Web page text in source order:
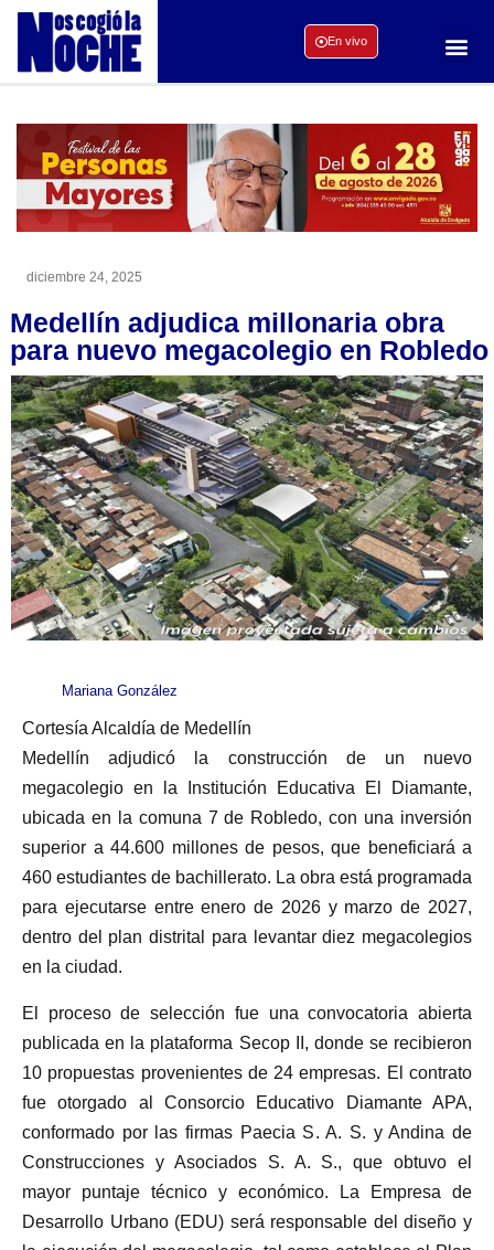
En vivo
diciembre 24, 2025
Medellín adjudica millonaria obra
para nuevo megacolegio en Robledo
Mariana González
Cortesía Alcaldía de Medellín
Medellín adjudicó la construcción de un nuevo
megacolegio en la Institución Educativa El Diamante,
ubicada en la comuna 7 de Robledo, con una inversión
superior a 44.600 millones de pesos, que beneficiará a
460 estudiantes de bachillerato. La obra está programada
para ejecutarse entre enero de 2026 y marzo de 2027,
dentro del plan distrital para levantar diez megacolegios
en la ciudad.
El proceso de selección fue una convocatoria abierta
publicada en la plataforma Secop II, donde se recibieron
10 propuestas provenientes de 24 empresas. El contrato
fue otorgado al Consorcio Educativo Diamante APA,
conformado por las firmas Paecia S. A. S. y Andina de
Construcciones y Asociados S. A. S., que obtuvo el
mayor puntaje técnico y económico. La Empresa de
Desarrollo Urbano (EDU) será responsable del diseño y